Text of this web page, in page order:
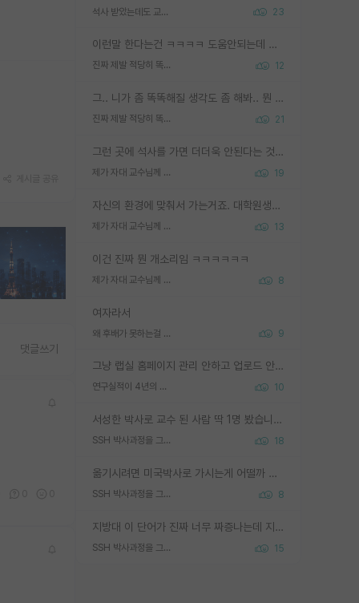
석사 받았는데도 교수랑 연락한다. 23
이런말 한다는건 ㅋㅋㅋㅋ 도움안되는데 도움되는 척하는 멍청한 선배들이 우리 나가면 너 어떡하냐 ㅇㅈㄹ 하고 나가면 후배들이 이런말 하더라 ㅎㅎㅎ
진짜 제발 적당히 똑똑한 박사과정이라도 위에 있었으면.. 12
그.. 니가 좀 똑똑해질 생각도 좀 해봐.. 뭔 연구를 선배랑 계속 같이할 생각을하냐 박사과정이
진짜 제발 적당히 똑똑한 박사과정이라도 위에 있었으면.. 21
그런 곳에 석사를 가면 더더욱 안된다는 것을 깨달으시면 된겁니다!
제가 자대 교수님께 무례하게 행동한 걸까요? 19
자신의 환경에 맞춰서 가는거죠. 대학원생분이 질투하셔서 그러시는건 아닐지..
제가 자대 교수님께 무례하게 행동한 걸까요? 13
이건 진짜 뭔 개소리임 ㅋㅋㅋㅋㅋㅋ
제가 자대 교수님께 무례하게 행동한 걸까요? 8
여자라서
왜 후배가 못하는걸 교수님은 내 책임으로 돌리는걸까요? 9
그냥 랩실 홈페이지 관리 안하고 업로드 안한거 아님?
연구실적이 4년의 공백이 있는거 어떻게 생각하냐 10
서성한 박사로 교수 된 사람 딱 1명 봤습니다. 근데 지방대 박사로 교수된 거는 기적이 일어나야되요. 서성한 학부부터여도 빡센게 교수임용일텐데 지방대박사로 무슨 교수가 되나요...... 중소기업/중견기업 팀장급/연구소장급이나 될거 같네요.
SSH 박사과정을 그만두고 지방대 박사로 옮기면 교수의 꿈은 끝일까요? 18
옮기시려면 미국박사로 가시는게 어떨까 싶네요. 교수가 꿈이면 미국박사 하고 미국교수 까지 같이 노리시는게 기회가 많지 않을까요?
SSH 박사과정을 그만두고 지방대 박사로 옮기면 교수의 꿈은 끝일까요? 8
지방대 이 단어가 진짜 너무 짜증나는데 지방대면 다 그냥 쓰레기인가요? 무슨 말 같지도 않은 댓글들이 있는건지??? 지방에도 충분히 좋은 대학 많고 충분히 잘하는 교수님들 많습니다 포항공대 4개 IST 대표 지거국들 여기 모두 다 지방에 있고 여기 출신들 중에 교수하는 분들 적지 않습니다 지거국 출신이 무슨 교수를 하냐?라고 생각할 사람들 많은데 상위 대표 지거국에 아웃라이어들 많습니다 결국 개인의 연구역량과 실적이 중요합니다 이 역량을 펼치는데 있어서 지도교수와의 합도 중요합니다. 그리고 경력이 필요하면 해외포닥까지 다녀오세요
SSH 박사과정을 그만두고 지방대 박사로 옮기면 교수의 꿈은 끝일까요? 15
댓글쓰기